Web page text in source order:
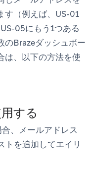
す（例えば、US-01
05にもう1つある
のBrazeダッシュボー
は、以下の方法を使
する
、メールアドレス
トを追加してエイリ